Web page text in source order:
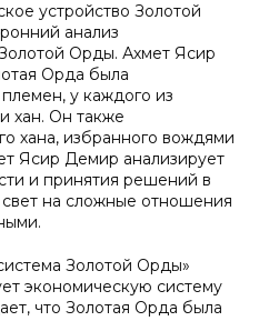
устройство Золотой
анализ
Орды. Ахмет Ясир
Орда была
у каждого из
хан. Он также
хана, избранного вождями
Ясир Демир анализирует
и принятия решений в
на сложные отношения
Золотой Орды»
экономическую систему
что Золотая Орда была